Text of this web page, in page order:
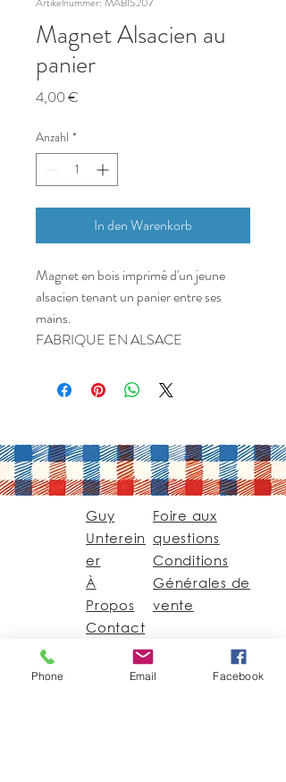
Magnet Alsacien au
panier
4,00 €
Anzahl *
In den Warenkorb
Magnet en bois imprimé d'un jeune
alsacien tenant un panier entre ses
mains.
FABRIQUE EN ALSACE
Guy
Unterein
er
À
Propos
Contact
Foire aux
questions
Conditions
Générales de
vente
Guy@GuyUntereiner.fr
Phone Email Facebook